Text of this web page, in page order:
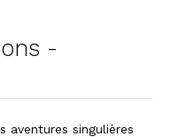
-
aventures singulières